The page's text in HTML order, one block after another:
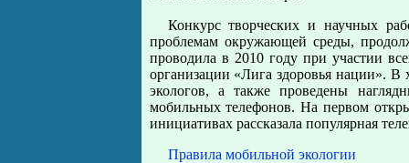
Конкурс творческих и научных
проблемам окружающей среды,
проводила в 2010 году при участии
организации «Лига здоровья нации».
экологов, а также проведены
мобильных телефонов. На первом
инициативах рассказала популярная
Правила мобильной экологии